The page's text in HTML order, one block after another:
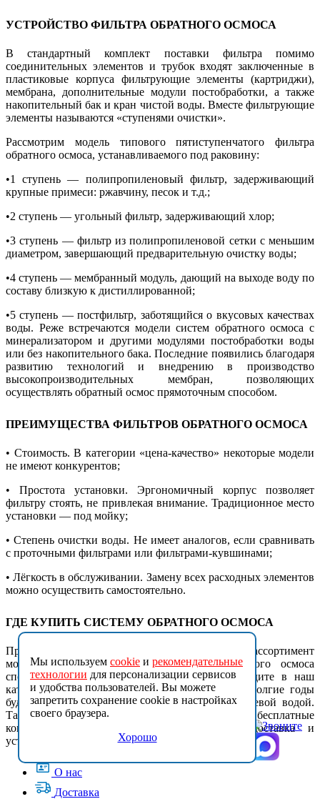
УСТРОЙСТВО ФИЛЬТРА ОБРАТНОГО ОСМОСА
В стандартный комплект поставки фильтра помимо
соединительных элементов и трубок входят заключенные в
пластиковые корпуса фильтрующие элементы (картриджи),
мембрана, дополнительные модули постобработки, а также
накопительный бак и кран чистой воды. Вместе фильтрующие
элементы называются «ступенями очистки».
Рассмотрим модель типового пятиступенчатого фильтра
обратного осмоса, устанавливаемого под раковину:
•1 ступень — полипропиленовый фильтр, задерживающий
крупные примеси: ржавчину, песок и т.д.;
•2 ступень — угольный фильтр, задерживающий хлор;
•3 ступень — фильтр из полипропиленовой сетки с меньшим
диаметром, завершающий предварительную очистку воды;
•4 ступень — мембранный модуль, дающий на выходе воду по
составу близкую к дистиллированной;
•5 ступень — постфильтр, заботящийся о вкусовых качествах
воды. Реже встречаются модели систем обратного осмоса с
минерализатором и другими модулями постобработки воды
или без накопительного бака. Последние появились благодаря
развитию технологий и внедрению в производство
высокопроизводительных мембран, позволяющих
осуществлять обратный осмос прямоточным способом.
ПРЕИМУЩЕСТВА ФИЛЬТРОВ ОБРАТНОГО ОСМОСА
• Стоимость. В категории «цена-качество» некоторые модели
не имеют конкурентов;
• Простота установки. Эргономичный корпус позволяет
фильтру стоять, не привлекая внимание. Традиционное место
установки — под мойку;
• Степень очистки воды. Не имеет аналогов, если сравнивать
с проточными фильтрами или фильтрами-кувшинами;
• Лёгкость в обслуживании. Замену всех расходных элементов
можно осуществить самостоятельно.
ГДЕ КУПИТЬ СИСТЕМУ ОБРАТНОГО ОСМОСА
Представленный в нашем интернет-магазине ассортимент
моделей систем фильтрации методом обратного осмоса
способен удовлетворить любой запрос. Переходите в наш
каталог и выберите для себя фильтр, который долгие годы
будет обеспечивать вас кристально чистой питьевой водой.
Также к вашим услугам: низкая цена, бесплатные
консультации, выгодные условия скидки, доставка и
установка оборудования.
О нас
Доставка
Мы используем cookie и рекомендательные
технологии для персонализации сервисов
и удобства пользователей. Вы можете
запретить сохранение cookie в настройках
своего браузера.
Хорошо